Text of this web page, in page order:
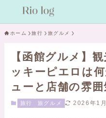
ホーム 旅行 旅グルメ
【函館グルメ】
ッキーピエロは
ューと店舗の雰
旅行 旅グルメ 2026年1